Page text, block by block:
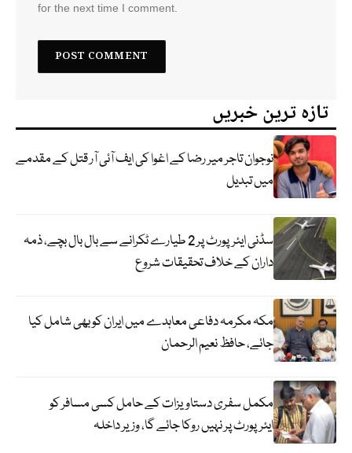
for the next time I comment.
تازہ ترین خبریں
نوجوان تاجر میر رضا کے اغوا کی ایف آئی آر قتل کے مقدمے
میں تبدیل
سڈنی ایئرپورٹ پر 2 طیارے ٹکرانے سے بال بال بچے، ذمہ
داران کے خلاف تحقیقات شروع
مکہ مکرمہ دفاعی معاہدے میں ایران کو بھی شامل کیا
جائے، حافظ نعیم الرحمان
مکمل سفری دستاویزات کے حامل کسی مسافر کو
ایئرپورٹ پر نہیں روکا جائے گا، وزیر داخلہ